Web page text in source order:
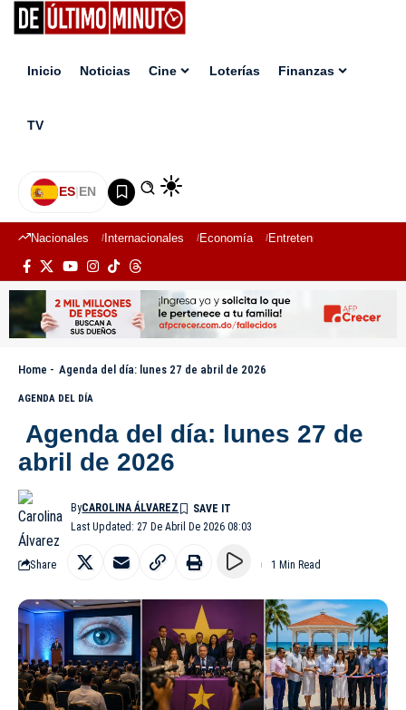
Inicio Noticias Cine Loterías Finanzas
TV
ES|EN
Nacionales Internacionales Economía Entretenimiento
Home - Agenda del día: lunes 27 de abril de 2026
AGENDA DEL DÍA
Agenda del día: lunes 27 de
abril de 2026
Last Updated: 27 De Abril De 2026 08:03
ByCAROLINA ÁLVAREZ
Share 1 Min Read